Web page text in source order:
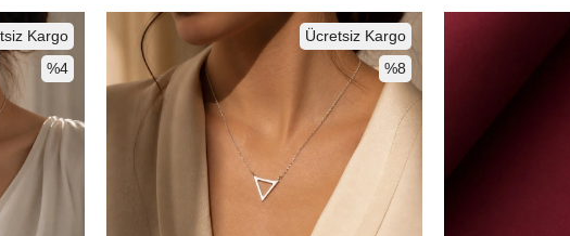
Kargo
%4
Ücretsiz Kargo
%8